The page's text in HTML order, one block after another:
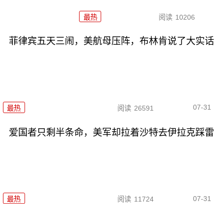
最热 阅读 10206
菲律宾五天三闹，美航母压阵，布林肯说了大实话
最热 阅读 26591 07-31
爱国者只剩半条命，美军却拉着沙特去伊拉克踩雷
最热 阅读 11724 07-31